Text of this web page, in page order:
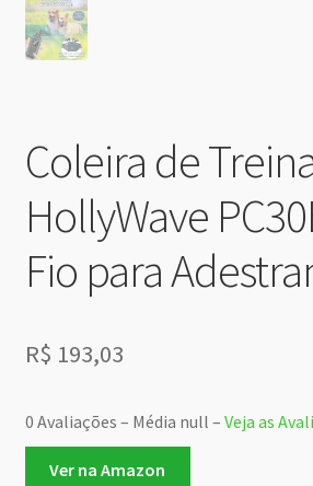
Coleira de
HollyWave
Fio para
R$ 193,03
0 Avaliações – Média null – Veja as
Ver na Amazon